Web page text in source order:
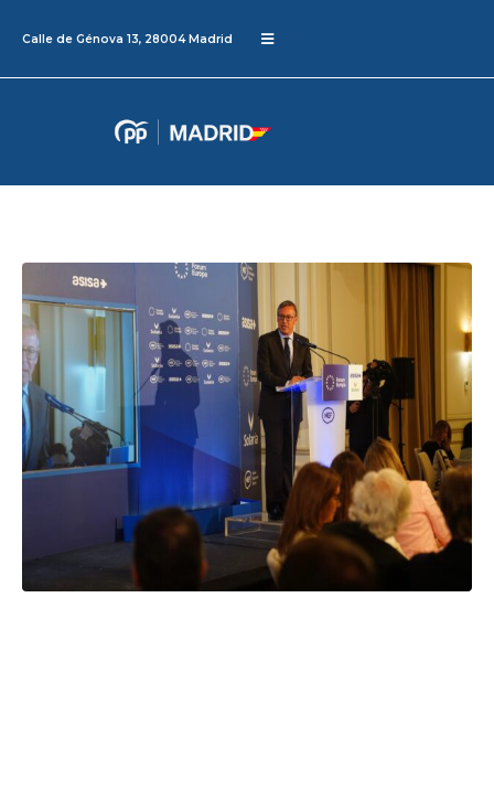
Calle de Génova 13, 28004 Madrid